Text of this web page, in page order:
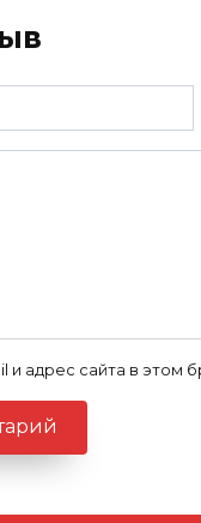
и адрес сайта в этом